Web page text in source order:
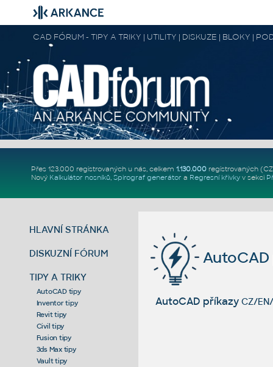
CAD FÓRUM - TIPY A TRIKY | UTILITY | DISKUZE | BLOKY |
Přes 123.000 registrovaných u nás, celkem 1.130.000registrovaných
Nový Kalkulátor nosníků, Spirograf generátor a Regresní křivkyv sekci
HLAVNÍ STRÁNKA
DISKUZNÍ FÓRUM
TIPY A TRIKY
AutoCAD tipy
Inventor tipy
Revit tipy
Civil tipy
Fusion tipy
3ds Max tipy
Vault tipy
AutoCAD
AutoCAD příkazy CZ/